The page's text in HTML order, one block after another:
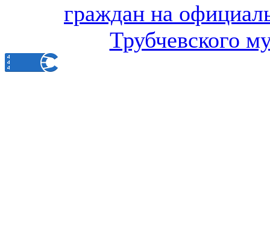
граждан на
Трубчевского